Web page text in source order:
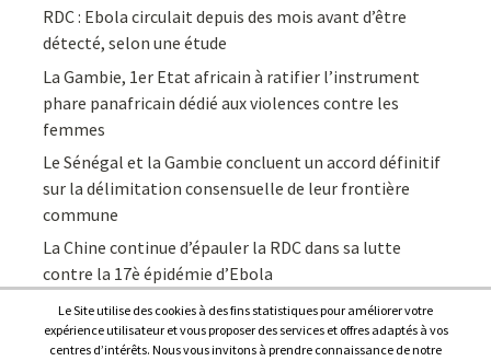
RDC : Ebola circulait depuis des mois avant d’être
détecté, selon une étude
La Gambie, 1er Etat africain à ratifier l’instrument
phare panafricain dédié aux violences contre les
femmes
Le Sénégal et la Gambie concluent un accord définitif
sur la délimitation consensuelle de leur frontière
commune
La Chine continue d’épauler la RDC dans sa lutte
contre la 17è épidémie d’Ebola
Le Site utilise des cookies à des fins statistiques pour améliorer votre
expérience utilisateur et vous proposer des services et offres adaptés à vos
centres d’intérêts. Nous vous invitons à prendre connaissance de notre